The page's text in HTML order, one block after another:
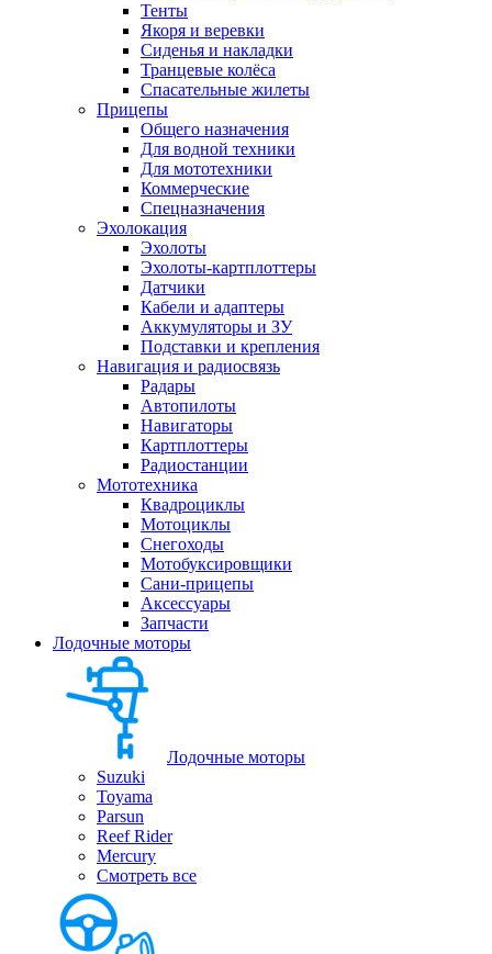
Тенты
Якоря и веревки
Сиденья и накладки
Транцевые колёса
Спасательные жилеты
Прицепы
Общего назначения
Для водной техники
Для мототехники
Коммерческие
Спецназначения
Эхолокация
Эхолоты
Эхолоты-картплоттеры
Датчики
Кабели и адаптеры
Аккумуляторы и ЗУ
Подставки и крепления
Навигация и радиосвязь
Радары
Автопилоты
Навигаторы
Картплоттеры
Радиостанции
Мототехника
Квадроциклы
Мотоциклы
Снегоходы
Мотобуксировщики
Сани-прицепы
Аксессуары
Запчасти
Лодочные моторы
Лодочные моторы
Suzuki
Toyama
Parsun
Reef Rider
Mercury
Смотреть все